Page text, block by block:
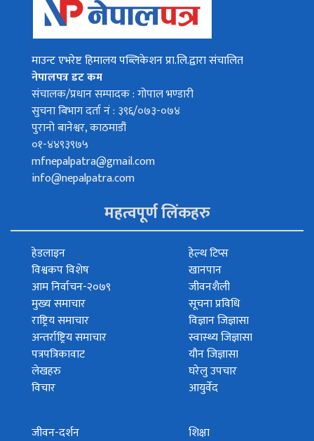
माउन्ट एभरेष्ट हिमालय पब्लिकेशन प्रा.लि.द्वारा संचालित
नेपालपत्र डट कम
संचालक/प्रधान सम्पादक : गोपाल भण्डारी
सुचना बिभाग दर्ता नं : ३९६/०७३-०७४
पुरानो बानेश्वर, काठमाडौं
०१-४४९३९७५
mfnepalpatra@gmail.com
info@nepalpatra.com
महत्वपूर्ण लिंकहरु
हेडलाइन
विश्वकप विशेष
आम निर्वाचन-२०७९
मुख्य समाचार
राष्ट्रिय समाचार
अन्तर्राष्ट्रिय समाचार
पत्रपत्रिकावाट
लेखहरु
विचार
हेल्थ टिप्स
खानपान
जीवनशैली
सूचना प्रविधि
विज्ञान जिज्ञासा
स्वास्थ्य जिज्ञासा
यौन जिज्ञासा
घरेलु उपचार
आयुर्वेद
जीवन-दर्शन
शिक्षा